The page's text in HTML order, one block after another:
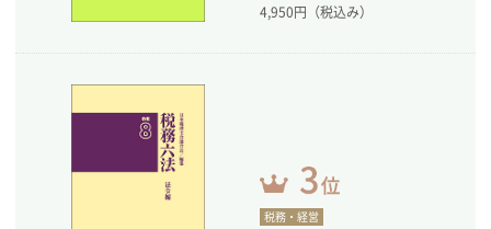
4,950円（税込み）
税務・経営